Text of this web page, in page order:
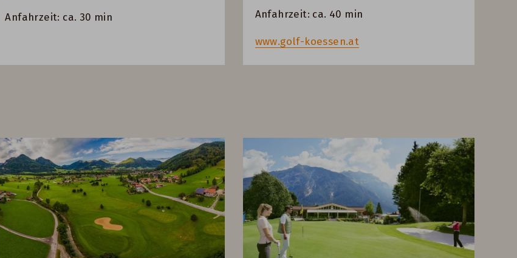
Anfahrzeit: ca. 30 min Anfahrzeit: ca. 40 min
www.golf-koessen.at